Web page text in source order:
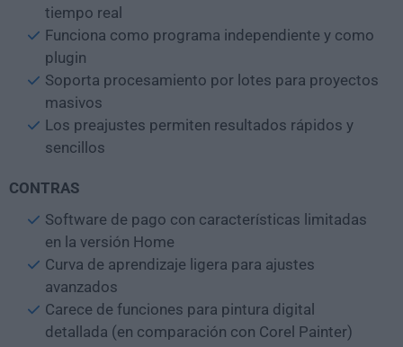
tiempo real
Funciona como programa independiente y como
plugin
Soporta procesamiento por lotes para proyectos
masivos
Los preajustes permiten resultados rápidos y
sencillos
CONTRAS
Software de pago con características limitadas
en la versión Home
Curva de aprendizaje ligera para ajustes
avanzados
Carece de funciones para pintura digital
detallada (en comparación con Corel Painter)